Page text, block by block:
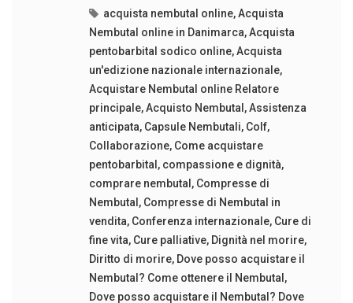
acquista nembutal online,Acquista
Nembutal online in Danimarca,Acquista
pentobarbital sodico online,Acquista
un'edizione nazionale internazionale,
Acquistare Nembutal online Relatore
principale,Acquisto Nembutal ,Assistenza
anticipata, Capsule Nembutali, Colf,
Collaborazione, Come acquistare
pentobarbital , compassione e dignità,
comprare nembutal , Compresse di
Nembutal , Compresse di Nembutal in
vendita, Conferenza internazionale, Cure di
fine vita, Cure palliative, Dignità nel morire,
Diritto di morire, Dove posso acquistare il
Nembutal? Come ottenere il Nembutal ,
Dove posso acquistare il Nembutal? Dove